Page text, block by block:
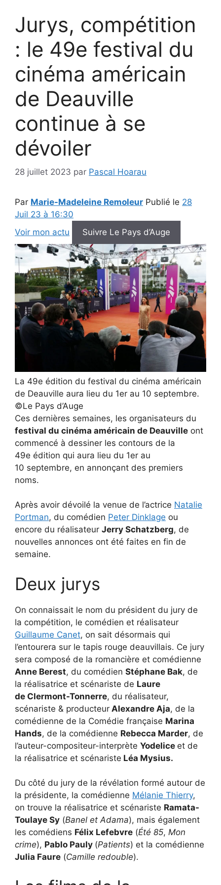
Jurys, compétition
: le 49e festival du
cinéma américain
de Deauville
continue à se
dévoiler
28 juillet 2023 par Pascal Hoarau
Par Marie-Madeleine Remoleur Publié le 28
Juil 23 à 16:30
Voir mon actu
Suivre Le Pays d’Auge
La 49e édition du festival du cinéma américain
de Deauville aura lieu du 1er au 10 septembre.
©Le Pays d’Auge
Ces dernières semaines, les organisateurs du
festival du cinéma américain de Deauville ont
commencé à dessiner les contours de la
49e édition qui aura lieu du 1er au
10 septembre, en annonçant des premiers
noms.
Après avoir dévoilé la venue de l’actrice Natalie
Portman, du comédien Peter Dinklage ou
encore du réalisateur Jerry Schatzberg, de
nouvelles annonces ont été faites en fin de
semaine.
Deux jurys
On connaissait le nom du président du jury de
la compétition, le comédien et réalisateur
Guillaume Canet, on sait désormais qui
l’entourera sur le tapis rouge deauvillais. Ce jury
sera composé de la romancière et comédienne
Anne Berest, du comédien Stéphane Bak, de
la réalisatrice et scénariste de Laure
de Clermont-Tonnerre, du réalisateur,
scénariste & producteur Alexandre Aja, de la
comédienne de la Comédie française Marina
Hands, de la comédienne Rebecca Marder, de
l’auteur-compositeur-interprète Yodelice et de
la réalisatrice et scénariste Léa Mysius.
Du côté du jury de la révélation formé autour de
la présidente, la comédienne Mélanie Thierry,
on trouve la réalisatrice et scénariste Ramata-
Toulaye Sy (Banel et Adama), mais également
les comédiens Félix Lefebvre (Été 85, Mon
crime), Pablo Pauly (Patients) et la comédienne
Julia Faure (Camille redouble).